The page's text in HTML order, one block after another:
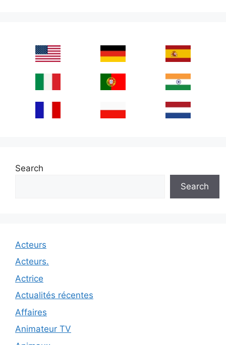
Search
Search
Acteurs
Acteurs.
Actrice
Actualités récentes
Affaires
Animateur TV